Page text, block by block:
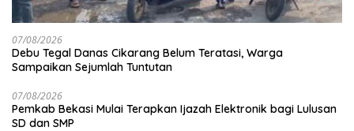
07/08/2026
Debu Tegal Danas Cikarang Belum Teratasi, Warga
Sampaikan Sejumlah Tuntutan
07/08/2026
Pemkab Bekasi Mulai Terapkan Ijazah Elektronik bagi Lulusan
SD dan SMP